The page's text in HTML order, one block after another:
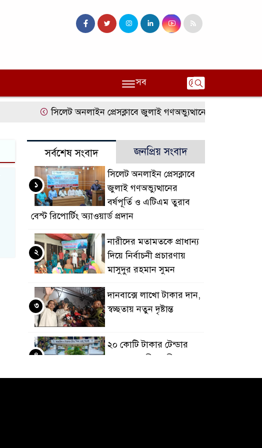
সব
সিলেট অনলাইন প্রেসক্লাবে জুলাই গণঅভ্যুত্থানের বর্ষপূর্তি ও
সর্বশেষ সংবাদ জনপ্রিয় সংবাদ
সিলেট অনলাইন প্রেসক্লাবে
জুলাই গণঅভ্যুত্থানের
বর্ষপূর্তি ও এটিএম তুরাব
বেস্ট রিপোর্টিং অ্যাওয়ার্ড প্রদান
১
নারীদের মতামতকে প্রাধান্য
দিয়ে নির্বাচনী প্রচারণায়
মাসুদুর রহমান সুমন
২
দানবাক্সে লাখো টাকার দান,
স্বচ্ছতায় নতুন দৃষ্টান্ত
৩
২০ কোটি টাকার টেন্ডার
থেকে গোপনীয় পরীক্ষা
৪